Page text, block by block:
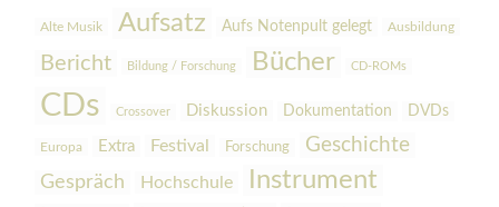
Alte Musik Aufsatz Aufs Notenpult gelegt Ausbildung
Bericht Bildung / Forschung Bücher CD-ROMs
CDs Crossover Diskussion Dokumentation DVDs
Europa Extra Festival Forschung Geschichte
Gespräch Hochschule Instrument